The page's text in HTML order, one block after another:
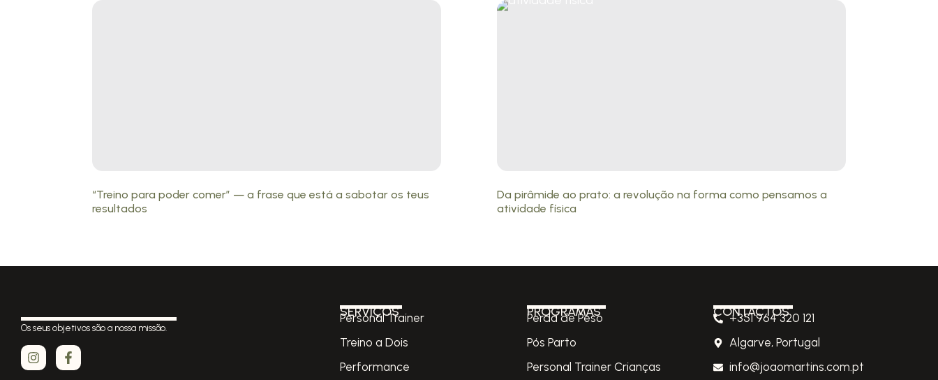
“Treino para poder comer” — a frase que está a sabotar os teus
resultados
Da pirâmide ao prato: a revolução na forma como pensamos a
atividade física
Os seus objetivos são a nossa missão.
SERVIÇOS
Personal Trainer
Treino a Dois
Performance
PROGRAMAS
Perda de Peso
Pós Parto
Personal Trainer Crianças
CONTACTOS
+351 964 320 121
Algarve, Portugal
info@joaomartins.com.pt